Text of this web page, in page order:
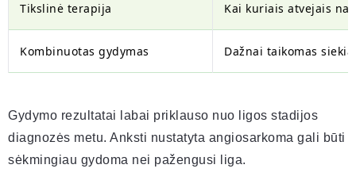
Tikslinė terapija Kai kuriais atvejais
Kombinuotas gydymas Dažnai taikomas
Gydymo rezultatai labai priklauso nuo ligos stadijos
diagnozės metu. Anksti nustatyta angiosarkoma gali būti
sėkmingiau gydoma nei pažengusi liga.